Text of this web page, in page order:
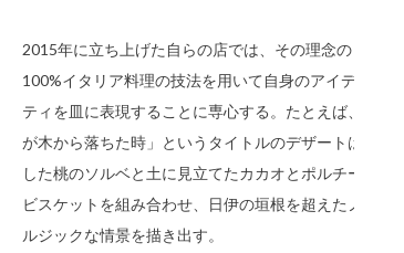
2015年に立ち上げた自らの店では、その理念のもと、
100%イタリア料理の技法を用いて自身のアイデンティ
ティを皿に表現することに専心する。たとえば、「桃
が木から落ちた時」というタイトルのデザートは、熟
した桃のソルベと土に見立てたカカオとポルチーニの
ビスケットを組み合わせ、日伊の垣根を超えたノスタ
ルジックな情景を描き出す。